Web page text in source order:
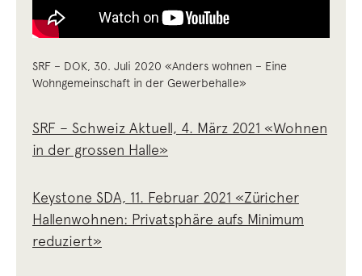
SRF – DOK, 30. Juli 2020 «Anders wohnen – Eine
Wohngemeinschaft in der Gewerbehalle»
SRF – Schweiz Aktuell, 4. März 2021 «Wohnen
in der grossen Halle»
Keystone SDA, 11. Februar 2021 «Züricher
Hallenwohnen: Privatsphäre aufs Minimum
reduziert»